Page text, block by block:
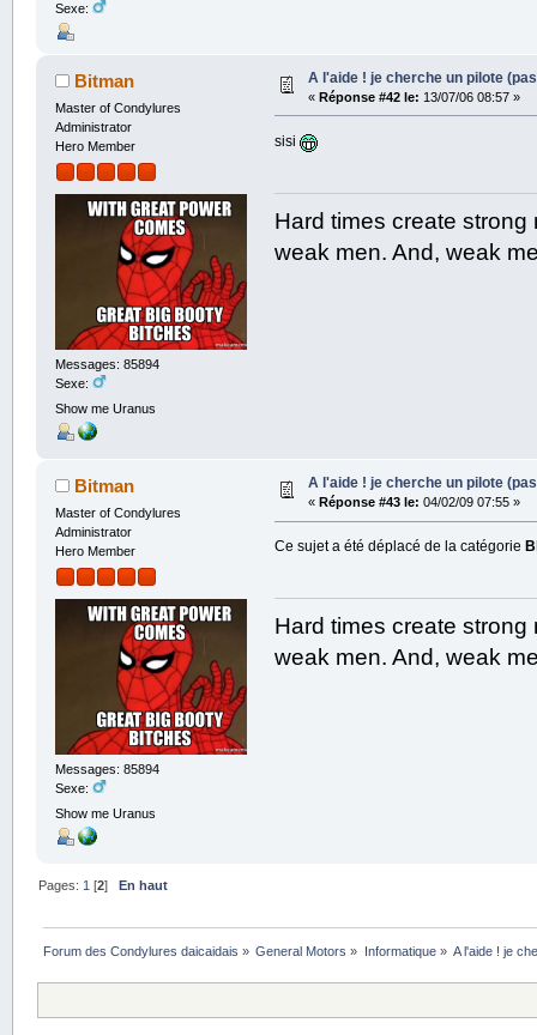
Sexe:
Bitman
Master of Condylures
Administrator
Hero Member
Messages: 85894
Sexe:
Show me Uranus
A l'aide ! je cherche un pilote
« Réponse #42 le: 13/07/06 08:57 »
sisi
Hard times create
weak men. And, weak
Bitman
Master of Condylures
Administrator
Hero Member
Messages: 85894
Sexe:
Show me Uranus
A l'aide ! je cherche un pilote
« Réponse #43 le: 04/02/09 07:55 »
Ce sujet a été déplacé de la catégorie
Hard times create
weak men. And, weak
Pages: 1 [2]En haut
Forum des Condylures daicaidais » General Motors » Informatique» A l'aide ! je